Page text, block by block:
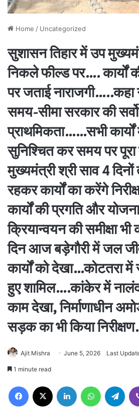
Home / Uncategorized
सुशासन तिहार में उप
निकले फील्ड पर…. कार्यों
पर जताई नाराजगी…..कहा
समय-सीमा सरकार की
प्राथमिकता……सभी कार्यों
सुनिश्चित कर समय पर
मुख्यमंत्री श्री साव 4
रहकर कार्यों का करेंगे
कार्यों की प्रगति और
क्रियान्वयन की समीक्षा
दिन आज बड़ेगौरी में जल
कार्यों को देखा…कोटतरा में
हुए शामिल….कांकेर में
काम देखा, निर्माणाधीन
सड़क का भी किया
Ajit Mishra June 5, 2026 Last
1 minute read
Facebook LinkedIn WhatsApp